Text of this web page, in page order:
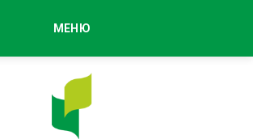
МЕНЮ